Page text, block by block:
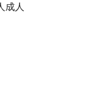
成人